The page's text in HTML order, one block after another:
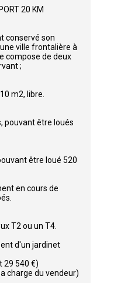
20 KM
conservé son
ville frontalière à
compose de deux
;
m2, libre.
pouvant être loués
être loué 520
en cours de
T2 ou un T4.
d'un jardinet
29 540 €)
charge du vendeur)